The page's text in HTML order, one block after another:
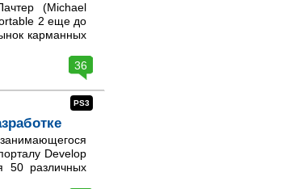
(Michael
2 еще до
карманных
36
PS3
Develop
50 различных